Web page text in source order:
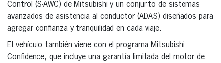
Control (S-AWC) de Mitsubishi y un conjunto de sistemas
avanzados de asistencia al conductor (ADAS) diseñados para
agregar confianza y tranquilidad en cada viaje.
El vehículo también viene con el programa Mitsubishi
Confidence, que incluye una garantía limitada del motor de